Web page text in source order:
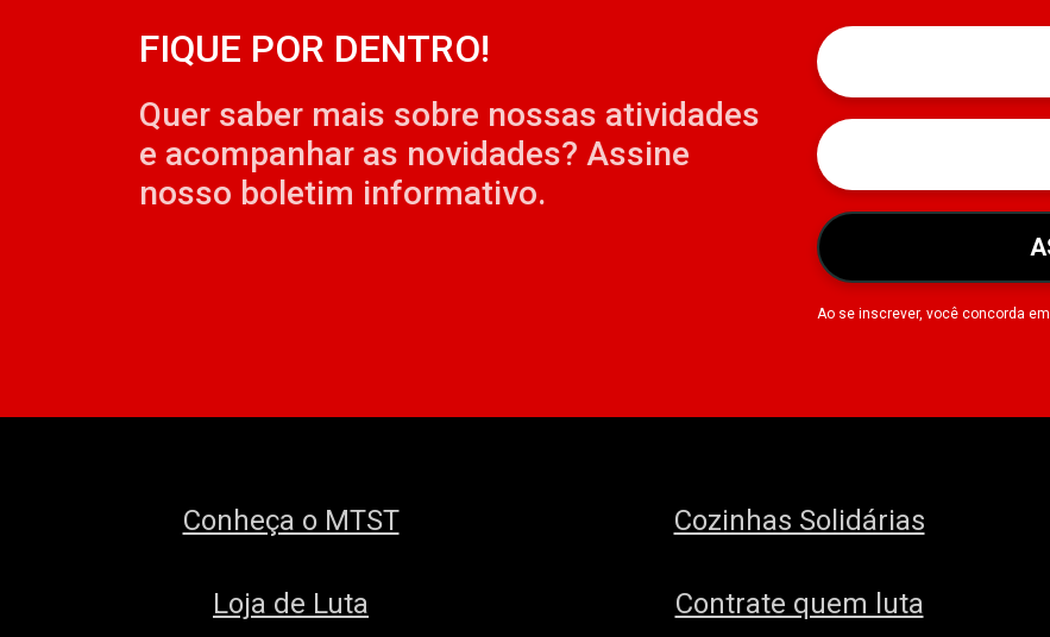
FIQUE POR DENTRO!
Quer saber mais sobre nossas atividades
e acompanhar as novidades? Assine
nosso boletim informativo.
Ao se inscrever, você concorda
Conheça o MTST
Loja de Luta
Cozinhas Solidárias
Contrate quem luta